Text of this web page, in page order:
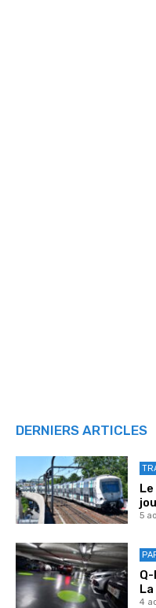
DERNIERS ARTICLES
5
4